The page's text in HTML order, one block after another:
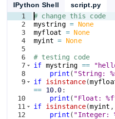
IPython Shell
script.py
1
2
3
4
5
6
7
8
9
10
11
12
# change this code
mystring =
None
myfloat
= None
myint = None
# testing code
if mystring ==
print ( "String:
if
isinstance(
==
10.0 :
print ( "Float:
if
isinstance(myint ,
print ( "Integer: